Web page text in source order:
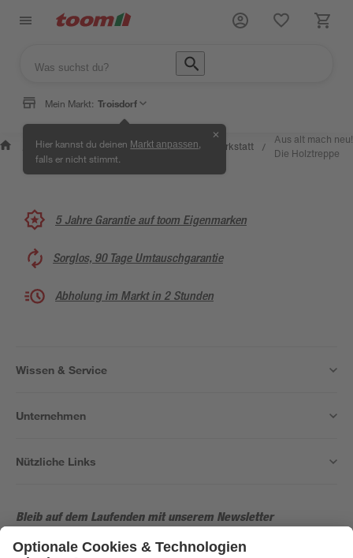
Mein Markt: Troisdorf
Hier kannst du deinen Markt anpassen
falls er nicht stimmt.
✕
Wissen &
Service
/
Selbermachen
& Ratgeber
/ Kreativwerkstatt /
Aus alt mach neu!
Die Holztreppe
5 Jahre Garantie auf toom Eigenmarken
Sorglos, 90 Tage Umtauschgarantie
Abholung im Markt in 2 Stunden
Wissen & Service
Unternehmen
Nützliche Links
Bleib auf dem Laufenden mit unserem Newsletter
Der toom Newsletter: Keine Angebote und Aktionen mehr verpassen!